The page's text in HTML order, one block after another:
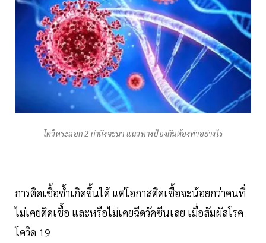
โควิดระลอก 2 กำลังจะมา แนวทางป้องกันต้องทำอย่างไร
การติดเชื้อซ้ำเกิดขึ้นได้ แต่โอกาสติดเชื้อจะน้อยกว่าคนที่
ไม่เคยติดเชื้อ และหรือไม่เคยฉีดวัคซีนเลย เมื่อสัมผัสโรค
โควิด 19